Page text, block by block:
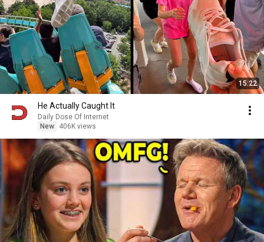
15:22
He Actually Caught It
Daily Dose Of Internet
New
406K views